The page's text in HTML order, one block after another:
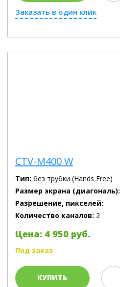
Заказать в один клик
CTV-M400 W
Тип: без трубки (Hands Free)
Размер экрана (диагональ):
Разрешение, пикселей:-
Количество каналов: 2
Цена: 4 950 руб.
Под заказ
КУПИТЬ